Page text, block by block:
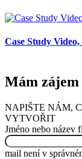
Case Study
Mám zájem
NAPIŠTE NÁM,
VYTVOŘIT
Jméno nebo název
mail není v